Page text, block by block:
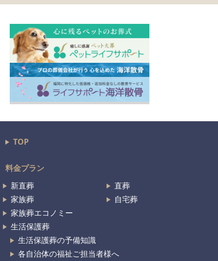
TOP
料金プラン
新直葬
直葬
家族葬
自宅葬
家族葬エコノミー
生活保護葬
生活保護葬の予備知識
各自治体の福祉ご担当者様へ